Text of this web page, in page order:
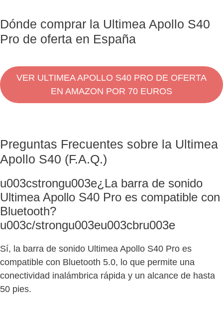
Dónde comprar la Ultimea Apollo S40
Pro de oferta en España
VER ULTIMEA APOLLO S40 PRO DE OFERTA
EN AMAZON POR 70 EUROS
Preguntas Frecuentes sobre la Ultimea
Apollo S40 (F.A.Q.)
u003cstrongu003e¿La barra de sonido
Ultimea Apollo S40 Pro es compatible con
Bluetooth?
u003c/strongu003eu003cbru003e
Sí, la barra de sonido Ultimea Apollo S40 Pro es
compatible con Bluetooth 5.0, lo que permite una
conectividad inalámbrica rápida y un alcance de hasta
50 pies.